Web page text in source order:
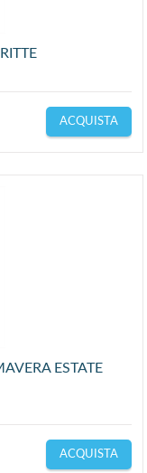
ACQUISTA
ESTATE
ACQUISTA